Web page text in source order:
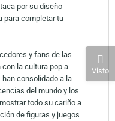
por su diseño
para completar tu
y fans de las
la cultura pop a
consolidado a la
del mundo y los
todo su cariño a
de figuras y juegos
Visto